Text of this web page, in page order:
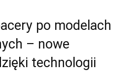
po modelach
– nowe
⁢technologii